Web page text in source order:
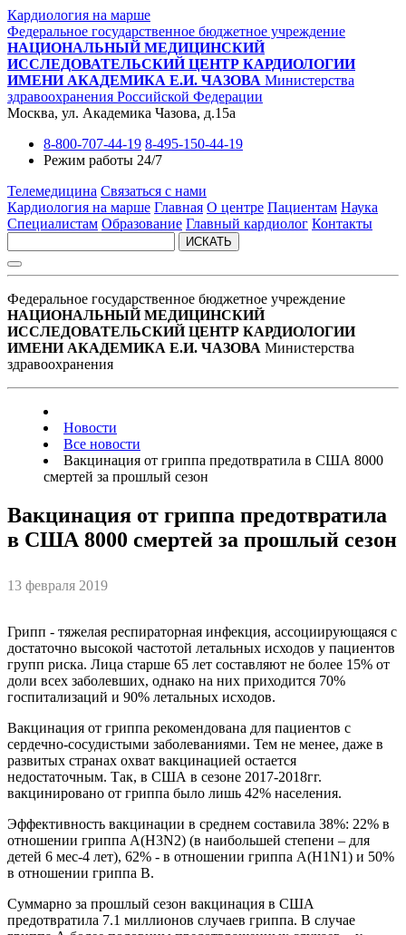
Кардиология на марше
Федеральное государственное бюджетное учреждение
НАЦИОНАЛЬНЫЙ МЕДИЦИНСКИЙ
ИССЛЕДОВАТЕЛЬСКИЙ ЦЕНТР КАРДИОЛОГИИ
ИМЕНИ АКАДЕМИКА Е.И. ЧАЗОВА Министерства
здравоохранения Российской Федерации
Москва, ул. Академика Чазова, д.15а
8-800-707-44-19 8-495-150-44-19
Режим работы 24/7
Телемедицина Связаться с нами
Кардиология на марше Главная О центре Пациентам Наука
Специалистам Образование Главный кардиолог Контакты
ИСКАТЬ
Федеральное государственное бюджетное учреждение
НАЦИОНАЛЬНЫЙ МЕДИЦИНСКИЙ
ИССЛЕДОВАТЕЛЬСКИЙ ЦЕНТР КАРДИОЛОГИИ
ИМЕНИ АКАДЕМИКА Е.И. ЧАЗОВА Министерства
здравоохранения
Новости
Все новости
Вакцинация от гриппа предотвратила в США 8000
смертей за прошлый сезон
Вакцинация от гриппа предотвратила
в США 8000 смертей за прошлый сезон
13 февраля 2019
Грипп - тяжелая респираторная инфекция, ассоциирующаяся с
достаточно высокой частотой летальных исходов у пациентов
групп риска. Лица старше 65 лет составляют не более 15% от
доли всех заболевших, однако на них приходится 70%
госпитализаций и 90% летальных исходов.
Вакцинация от гриппа рекомендована для пациентов с
сердечно-сосудистыми заболеваниями. Тем не менее, даже в
развитых странах охват вакцинацией остается
недостаточным. Так, в США в сезоне 2017-2018гг.
вакцинировано от гриппа было лишь 42% населения.
Эффективность вакцинации в среднем составила 38%: 22% в
отношении гриппа A(H3N2) (в наибольшей степени – для
детей 6 мес-4 лет), 62% - в отношении гриппа A(H1N1) и 50%
в отношении гриппа В.
Суммарно за прошлый сезон вакцинация в США
предотвратила 7.1 миллионов случаев гриппа. В случае